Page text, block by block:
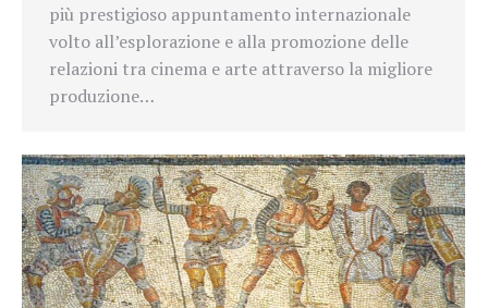
più prestigioso appuntamento internazionale
volto all’esplorazione e alla promozione delle
relazioni tra cinema e arte attraverso la migliore
produzione…